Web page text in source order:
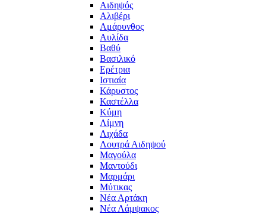
Αιδηψός
Αλιβέρι
Αμάρυνθος
Αυλίδα
Βαθύ
Βασιλικό
Ερέτρια
Ιστιαία
Κάρυστος
Καστέλλα
Κύμη
Λίμνη
Λιχάδα
Λουτρά Αιδηψού
Μαγούλα
Μαντούδι
Μαρμάρι
Μύτικας
Νέα Αρτάκη
Νέα Λάμψακος